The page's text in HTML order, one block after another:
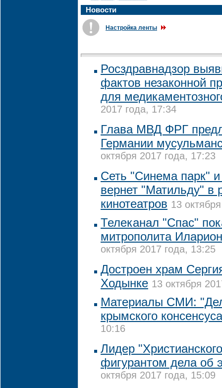
Новости
Настройка ленты
Росздравнадзор
фактов незаконной
для
2017 года, 17:34
Глава МВД ФРГ
Германии
октября 2017 года, 17:23
Сеть "Синема парк"
вернет "Матильду" в
кинотеатров 13
Телеканал "Спас"
митрополита
октября 2017 года, 13:25
Достроен храм
Ходынке 13 октября
Материалы СМИ:
крымского
10:16
Лидер
фигурантом дела об
октября 2017 года, 15:09